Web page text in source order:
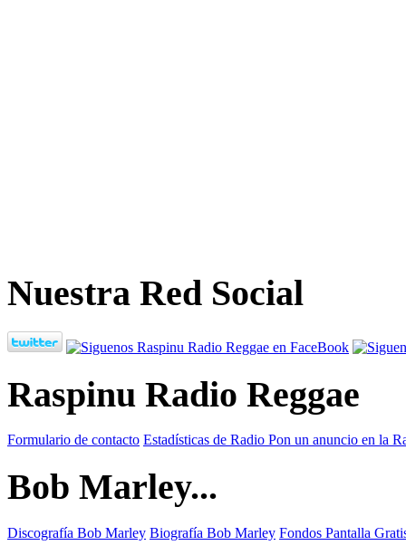
Nuestra Red Social
Raspinu Radio Reggae
Formulario de contacto Estadísticas de Radio Pon un anuncio en la
Bob Marley...
Discografía Bob Marley Biografía Bob Marley Fondos Pantalla